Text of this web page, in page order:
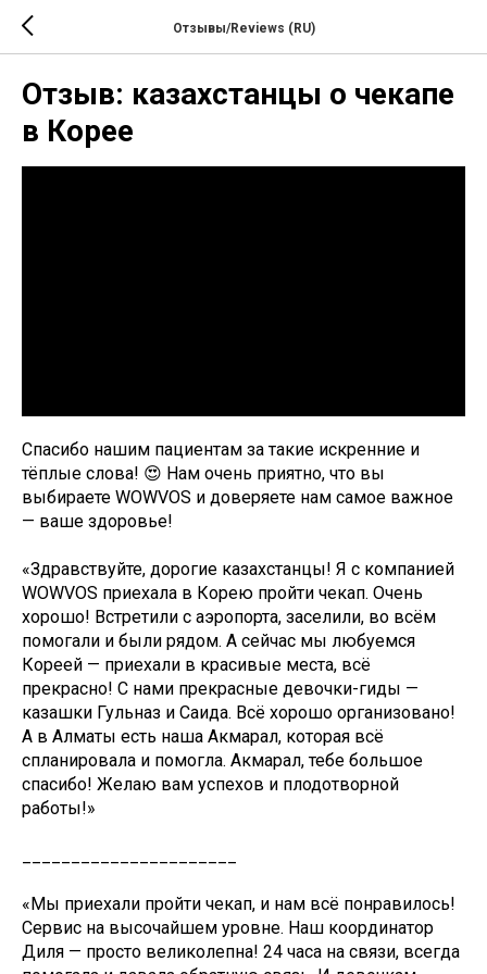
Отзывы/Reviews (RU)
Отзыв: казахстанцы о чекапе
в Корее
Спасибо нашим пациентам за такие искренние и
тёплые слова! 😍 Нам очень приятно, что вы
выбираете WOWVOS и доверяете нам самое важное
— ваше здоровье!
«Здравствуйте, дорогие казахстанцы! Я с компанией
WOWVOS приехала в Корею пройти чекап. Очень
хорошо! Встретили с аэропорта, заселили, во всём
помогали и были рядом. А сейчас мы любуемся
Кореей — приехали в красивые места, всё
прекрасно! С нами прекрасные девочки-гиды —
казашки Гульназ и Саида. Всё хорошо организовано!
А в Алматы есть наша Акмарал, которая всё
спланировала и помогла. Акмарал, тебе большое
спасибо! Желаю вам успехов и плодотворной
работы!»
«Мы приехали пройти чекап, и нам всё понравилось!
Сервис на высочайшем уровне. Наш координатор
Диля — просто великолепна! 24 часа на связи, всегда